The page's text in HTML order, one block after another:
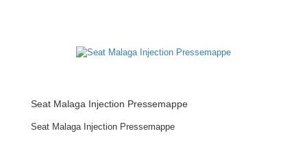
Seat Malaga Injection Pressemappe
Seat Malaga Injection Pressemappe